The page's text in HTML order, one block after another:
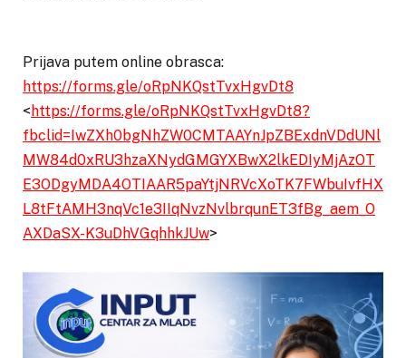
Prijava putem online obrasca:
https://forms.gle/oRpNKQstTvxHgvDt8
< https://forms.gle/oRpNKQstTvxHgvDt8?
fbclid=IwZXh0bgNhZW0CMTAAYnJpZBExdnVDdUNl
MW84d0xRU3hzaXNydGMGYXBwX2lkEDIyMjAzOT
E3ODgyMDA4OTIAAR5paYtjNRVcXoTK7FWbuIvfHX
L8tFtAMH3nqVc1e3IIqNvzNvlbrqunET3fBg_aem_O
AXDaSX-K3uDhVGqhhkJUw>